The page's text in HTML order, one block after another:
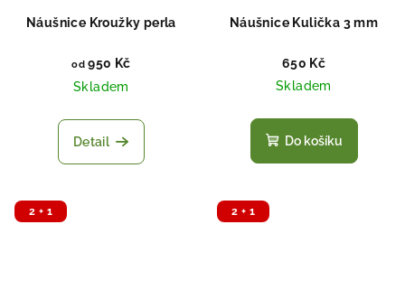
Náušnice Kroužky perla
od 950 Kč
Skladem
Detail
Náušnice Kulička 3 mm
650 Kč
Skladem
Do košíku
2 + 1 2 + 1